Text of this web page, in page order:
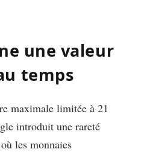
une valeur
temps
maximale limitée à 21
introduit une rareté
les monnaies